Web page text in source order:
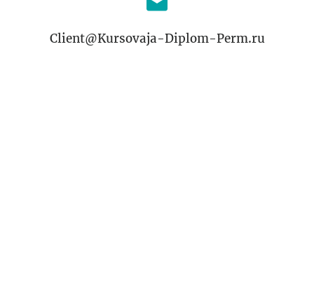
Client@Kursovaja-Diplom-Perm.ru